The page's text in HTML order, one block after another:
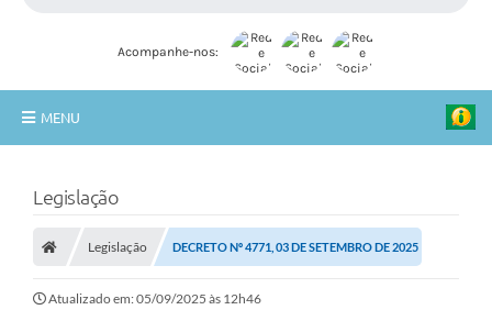
Acompanhe-nos:
MENU
A Prefeitura
A Nossa Cidade
SECRETARIA E DEPARTAMENTOS
Legislação
Legislação DECRETO Nº 4771, 03 DE SETEMBRO DE 2025
Atualizado em: 05/09/2025 às 12h46